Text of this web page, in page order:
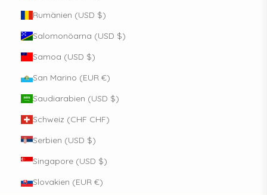
Rumänien (USD $)
Salomonöarna (USD $)
Samoa (USD $)
San Marino (EUR €)
Saudiarabien (USD $)
Schweiz (CHF CHF)
Serbien (USD $)
Singapore (USD $)
Slovakien (EUR €)